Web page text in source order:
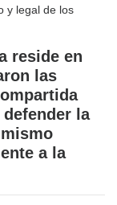
y legal de los
reside en
las
la
a la